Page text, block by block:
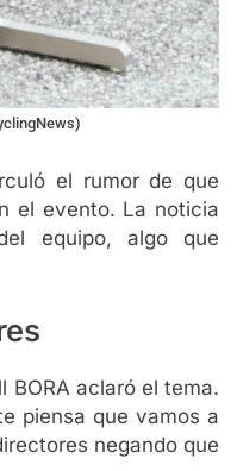
el rumor de que
el evento. La noticia
equipo, algo que
BORA aclaró el tema.
piensa que vamos a
negando que